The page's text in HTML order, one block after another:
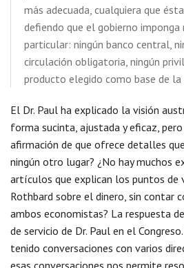
más adecuada, cualquiera que
defiendo que el gobierno imponga
particular: ningún banco central,
circulación obligatoria, ningún
producto elegido como base de la
El Dr. Paul ha explicado la visión
forma sucinta, ajustada y eficaz,
afirmación de que ofrece detalles
ningún otro lugar? ¿No hay muchos
artículos que explican los puntos de
Rothbard sobre el dinero, sin contar
ambos economistas? La respuesta
de servicio de Dr. Paul en el
tenido conversaciones con varios
esas conversaciones nos permite